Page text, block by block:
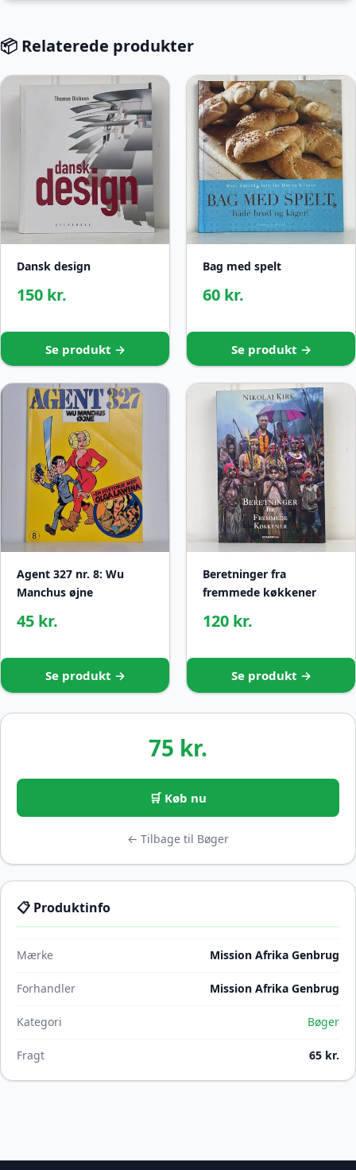
📦 Relaterede produkter
Dansk design
150 kr.
Se produkt →
Bag med spelt
60 kr.
Se produkt →
Agent 327 nr. 8: Wu
Manchus øjne
45 kr.
Se produkt →
Beretninger fra
fremmede køkkener
120 kr.
Se produkt →
75 kr.
🛒 Køb nu
← Tilbage til Bøger
📋 Produktinfo
Mærke Mission Afrika Genbrug
Forhandler Mission Afrika Genbrug
Kategori Bøger
Fragt 65 kr.